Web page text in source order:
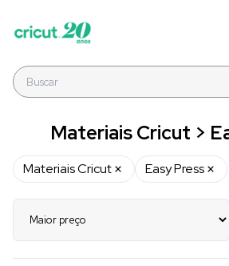
Materiais Cricut >
Materiais Cricut Easy Press